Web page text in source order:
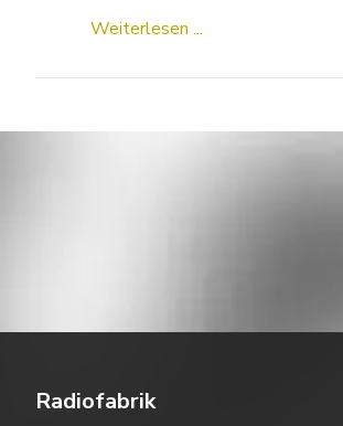
Weiterlesen ...
Radiofabrik